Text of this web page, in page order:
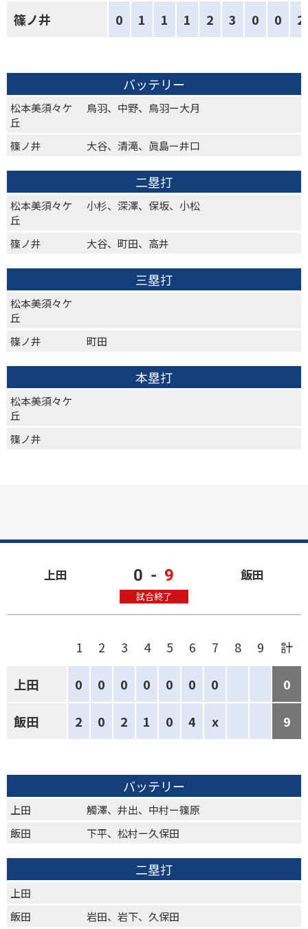
篠ノ井 0 1 1 1 2 3 0 0 2
バッテリー
松本美須々ケ
丘
鳥羽、中野、鳥羽ー大月
篠ノ井 大谷、清滝、眞島ー井口
二塁打
松本美須々ケ
丘
小杉、深澤、保坂、小松
篠ノ井 大谷、町田、高井
三塁打
松本美須々ケ
丘
篠ノ井
町田
本塁打
松本美須々ケ
丘
篠ノ井
上田 0 - 9
試合終了
飯田
1 2 3 4 5 6 7 8 9 計
上田 0 0 0 0 0 0 0 0
飯田 2 0 2 1 0 4 x 9
バッテリー
上田
觸澤、井出、中村ー篠原
飯田
下平、松村ー久保田
二塁打
上田
飯田
岩田、岩下、久保田